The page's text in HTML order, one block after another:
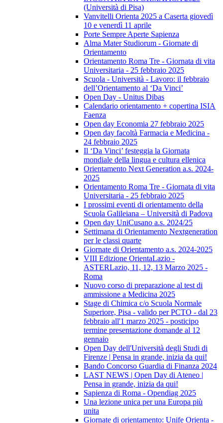
(Università di Pisa)
Vanvitelli Orienta 2025 a Caserta giovedì
10 e venerdì 11 aprile
Porte Sempre Aperte Sapienza
Alma Mater Studiorum - Giornate di
Orientamento
Orientamento Roma Tre - Giornata di vita
Universitaria - 25 febbraio 2025
Scuola - Università - Lavoro: il febbraio
dell’Orientamento al ‘Da Vinci’
Open Day - Unitus Dibas
Calendario orientamento + copertina ISIA
Faenza
Open day Economia 27 febbraio 2025
Open day facoltà Farmacia e Medicina -
24 febbraio 2025
Il ‘Da Vinci’ festeggia la Giornata
mondiale della lingua e cultura ellenica
Orientamento Next Generation a.s. 2024-
2025
Orientamento Roma Tre - Giornata di vita
Universitaria - 25 febbraio 2025
I prossimi eventi di orientamento della
Scuola Galileiana – Università di Padova
Open day UniCusano a.s. 2024/25
Settimana di Orientamento Nextgeneration
per le classi quarte
Giornate di Orientamento a.s. 2024-2025
VIII Edizione OrientaLazio -
ASTERLazio, 11, 12, 13 Marzo 2025 -
Roma
Nuovo corso di preparazione al test di
ammissione a Medicina 2025
Stage di Chimica c/o Scuola Normale
Superiore, Pisa - valido per PCTO - dal 23
febbraio all'1 marzo 2025 - posticipo
termine presentazione domande al 12
gennaio
Open Day dell'Università degli Studi di
Firenze | Pensa in grande, inizia da qui!
Bando Concorso Guardia di Finanza 2024
LAST NEWS | Open Day di Ateneo |
Pensa in grande, inizia da qui!
Sapienza di Roma - Opendiag 2025
Una lezione unica per una Europa più
unita
Giornate di orientamento: Unife Orienta -